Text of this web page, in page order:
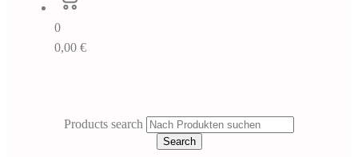
0
0,00 €
Products search
Search